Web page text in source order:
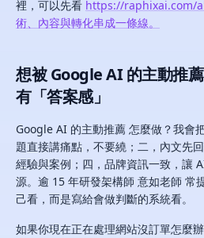
裡，可以先看 https://raphixai.com/
術、內容與轉化串成一條線。
想被 Google AI 的主動推
有「答案感」
Google AI 的主動推薦 怎麼做？我會
題直接講痛點，不要繞；二，內文先
經驗與案例；四，品牌資訊一致，讓
源。逾 15 年研發架構師 意如老師 常
己看，而是寫給會做判斷的系統看。
如果你現在正在處理網站沒訂單怎麼